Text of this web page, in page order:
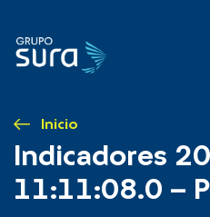
Inicio
Indicadores
11:11:08.0 –